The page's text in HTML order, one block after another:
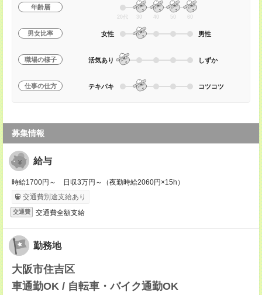
年齢層
20代 30 40 50 60
男女比率 女性 男性
職場の様子 活気あり しずか
仕事の仕方 テキパキ コツコツ
募集情報
給与
時給1700円～ 日収3万円～（夜勤時給2060円×15h）
交通費別途支給あり
交通費 交通費全額支給
勤務地
大阪市住吉区
車通勤OK / 自転車・バイク通勤OK